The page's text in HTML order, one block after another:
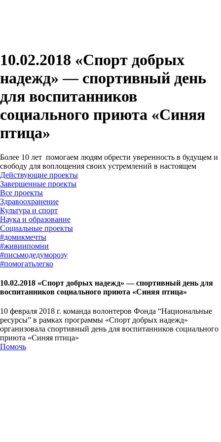
10.02.2018 «Спорт добрых
надежд» — спортивный день
для воспитанников
социального приюта «Синяя
птица»
Более 10 лет помогаем людям обрести уверенность в будущем и
свободу для воплощения своих устремлений в настоящем
Действующие проекты
Завершенные проекты
#домикмечты
#живиипомни
#письмодедуморозу
#помогатьлегко
10.02.2018 «Спорт добрых надежд» — спортивный день для
воспитанников социального приюта «Синяя птица»
10 февраля 2018 г. команда волонтеров Фонда “Национальные
ресурсы” в рамках программы «Спорт добрых надежд»
организовала спортивный день для воспитанников социального
приюта «Синяя птица»
Помочь